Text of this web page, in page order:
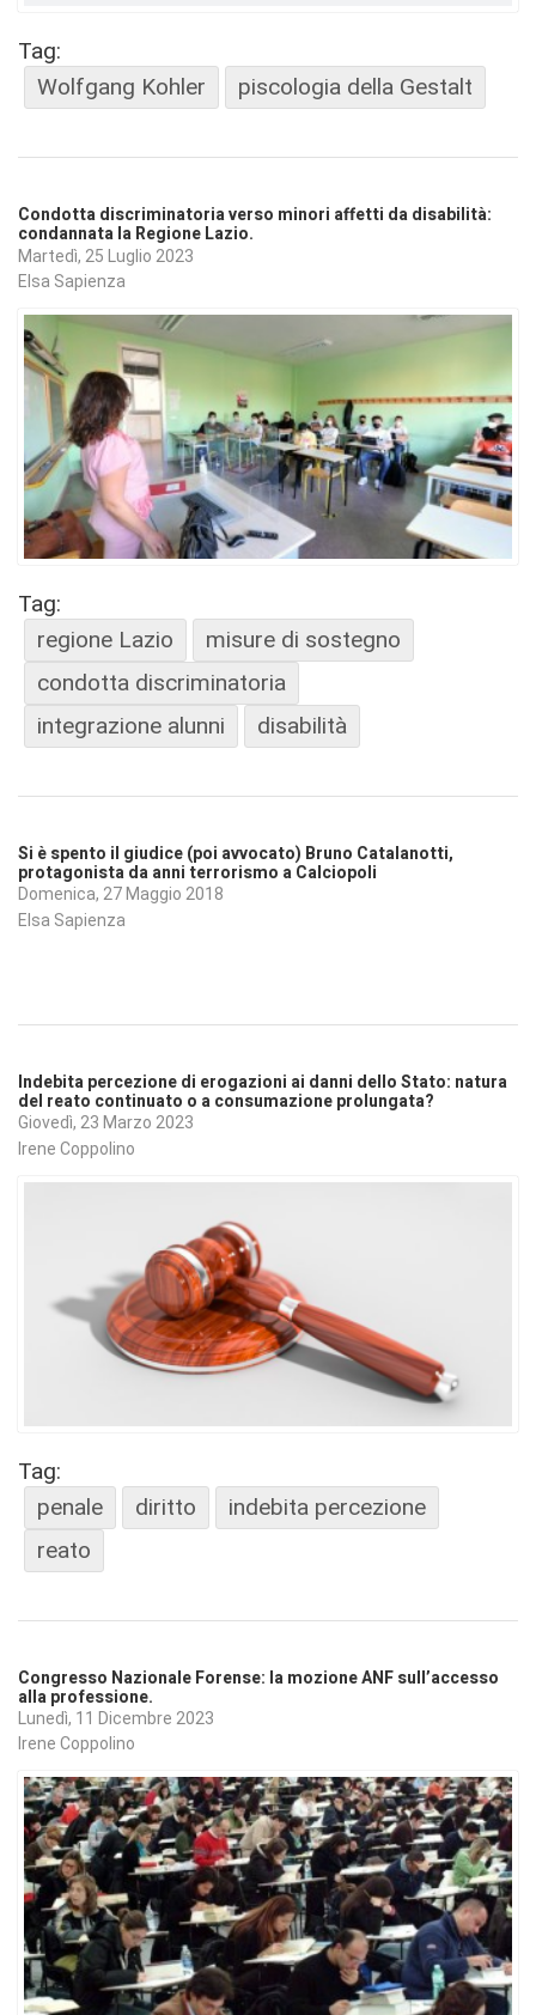
Tag:
Wolfgang Kohler
piscologia della Gestalt
Condotta discriminatoria verso minori affetti da disabilità:
condannata la Regione Lazio.
Martedì, 25 Luglio 2023
Elsa Sapienza
Tag:
regione Lazio
misure di sostegno
condotta discriminatoria
integrazione alunni
disabilità
Si è spento il giudice (poi avvocato) Bruno Catalanotti,
protagonista da anni terrorismo a Calciopoli
Domenica, 27 Maggio 2018
Elsa Sapienza
Indebita percezione di erogazioni ai danni dello Stato: natura
del reato continuato o a consumazione prolungata?
Giovedì, 23 Marzo 2023
Irene Coppolino
Tag:
penale
diritto
indebita percezione
reato
Congresso Nazionale Forense: la mozione ANF sull’accesso
alla professione.
Lunedì, 11 Dicembre 2023
Irene Coppolino